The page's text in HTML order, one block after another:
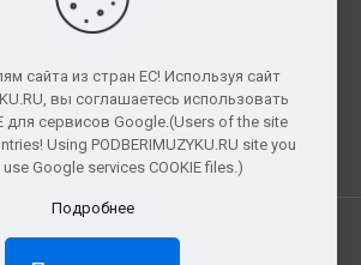
область, Центральный
РФ, Россия
© 2026 PODBERIMUZYKU.RU
сайта из стран ЕС! Используя сайт
вы соглашаетесь использовать
для сервисов Google.(Users of the site
Using PODBERIMUZYKU.RU site you
Google services COOKIE files.)
Подробнее